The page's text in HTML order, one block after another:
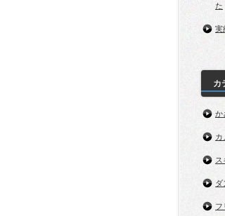
た
実
カ
か
カ
ス
ダ
フ